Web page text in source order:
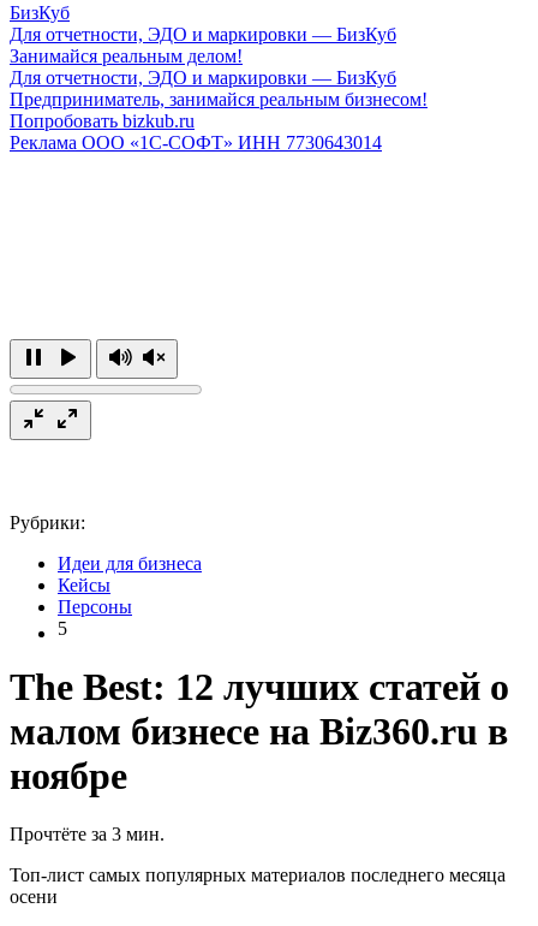
БизКуб
Для отчетности, ЭДО и маркировки — БизКуб
Занимайся реальным делом!
Для отчетности, ЭДО и маркировки — БизКуб
Предприниматель, занимайся реальным бизнесом!
Попробовать bizkub.ru
Реклама ООО «1С-СОФТ» ИНН 7730643014
Рубрики:
Идеи для бизнеса
Кейсы
Персоны
5
The Best: 12 лучших статей о
малом бизнесе на Biz360.ru в
ноябре
Прочтёте за 3 мин.
Топ-лист самых популярных материалов последнего месяца
осени